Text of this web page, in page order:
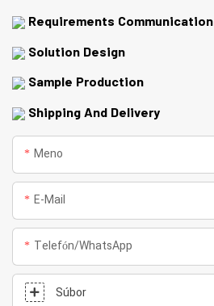
Requirements Communication
Solution Design
Sample Production
Shipping And Delivery
Meno
E-Mail
Telefón/whatsApp
Súbor